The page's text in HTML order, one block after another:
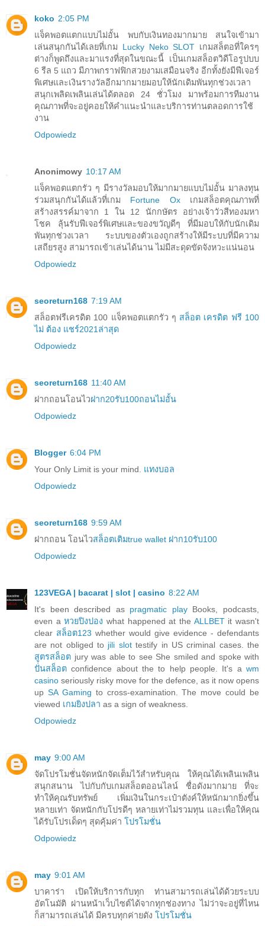
koko 2:05 PM
แจ็คพอตแตกแบบไม่อั้น พบกับเงินทองมากมาย สนใจเข้ามา
เล่นสนุกกันได้เลยที่เกม Lucky Neko SLOT เกมสล็ตอที่ใครๆ
ต่างก็พูดถึงและมาแรงที่สุดในขณะนี้ เป็นเกมสล็อตวิดีโอรูปบบ
6 รีล 5 แถว มีภาพกราฟฟิกสวยงามเสมือนจริง อีกทั้งยังมีฟีเจอร์
พิเศษและเงินรางวัลอีกมากมายมอบให้นักเดิมพันทุกช่วงเวลา
สนุกเพลิดเพลินเล่นได้ตลอด 24 ชั่วโมง มาพร้อมการทีมงาน
คุณภาพที่จะอยู่คอยให้คำแนะนำและบริการท่านตลอดการใช้
งาน
Odpowiedz
Anonimowy 10:17 AM
แจ็คพอตแตกรัว ๆ มีรางวัลมอบให้มากมายแบบไม่อั้น มาลงทุน
ร่วมสนุกกันได้แล้วที่เกม Fortune Oxเกมสล็อตคุณภาพที่
สร้างสรรค์มาจาก 1 ใน 12 นักกษัตร อย่างเจ้าวัวสีทองมหา
โชค ลุ้นรับฟีเจอร์พิเศษและของขวัญดีๆ ที่มีมอบให้กับนักเดิม
พันทุกช่วงเวลา ระบบของตัวเองถูกสร้างให้มีระบบที่มีความ
เสถียรสูง สามารถเข้าเล่นได้นาน ไม่มีสะดุดขัดจังหวะแน่นอน
Odpowiedz
seoreturn168 7:19 AM
สล็อตฟรีเครดิต 100 แจ็คพอตแตกรัว ๆ สล็อต เครดิต ฟรี 100
ไม่ ต้อง แชร์2021ล่าสุด
Odpowiedz
seoreturn168 11:40 AM
ฝากถอนโอนไวฝาก20รับ100ถอนไม่อั้น
Odpowiedz
Blogger 6:04 PM
Your Only Limit is your mind. แทงบอล
Odpowiedz
seoreturn168 9:59 AM
ฝากถอน โอนไวสล็อตเติมtrue wallet ฝาก10รับ100
Odpowiedz
123VEGA | bacarat | slot | casino 8:22 AM
It's been described as pragmatic playBooks, podcasts,
even aหวยปิงปอง what happened at the ALLBETit wasn't
clear สล็อต123 whether would give evidence - defendants
are not obliged to jili slottestify in US criminal cases. the
สูตรสล็อต jury was able to see She smiled and spoke with
ปั่นสล็อต confidence about the to help people. It's a wm
casino seriously risky move for the defence, as it now opens
up SA Gaming to cross-examination. The move could be
viewed เกมยิงปลา as a sign of weakness.
Odpowiedz
may 9:00 AM
จัดโปรโมชั่นจัดหนักจัดเต็มไว้สำหรับคุณ ให้คุณได้เพลินเพลิน
สนุกสนาน ไปกับกับเกมสล็อตออนไลน์ ชื่อดังมากมาย ที่จะ
ทำให้คุณรับทรัพย์ เพิ่มเงินในกระเป๋าตังค์ให้หนักมากยิ่งขึ้น
หลายเท่า จัดหนักกับโปรดีๆ หลายเท่าไม่รวมทุน และเพื่อให้คุณ
ได้รับโปรเด็ดๆ สุดคุ้มค่า โปรโมชั่น
Odpowiedz
may 9:01 AM
บาคาร่า เปิดให้บริการกับทุก ท่านสามารถเล่นได้ด้วยระบบ
อัตโนมัติ ผ่านหน้าเว็บไซต์ได้จากทุกช่องทาง ไม่ว่าจะอยู่ที่ไหน
ก็สามารถเล่นได้ มีครบทุกค่ายดัง โปรโมชั่น